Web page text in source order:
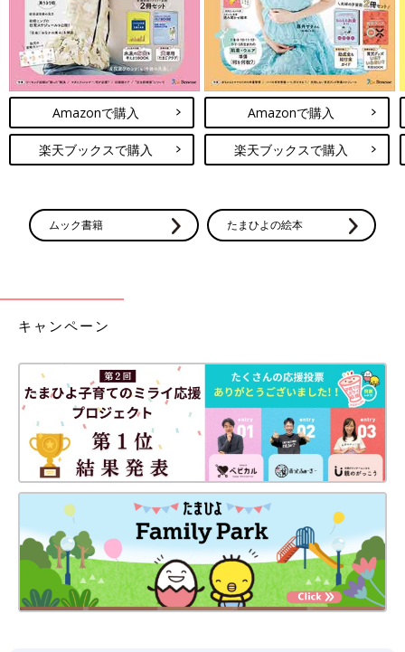
Amazonで購入
楽天ブックスで購入
Amazonで購入
楽天ブックスで購入
ムック書籍 たまひよの絵本
キャンペーン